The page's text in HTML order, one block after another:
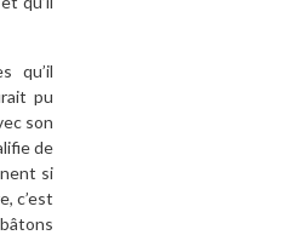
qu’il
pu
son
de
si
c’est